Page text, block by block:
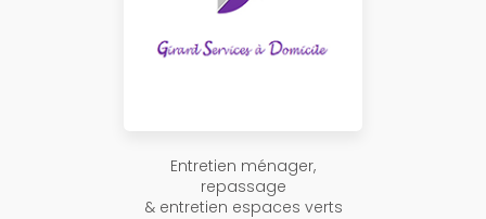
Entretien ménager,
repassage
& entretien espaces verts